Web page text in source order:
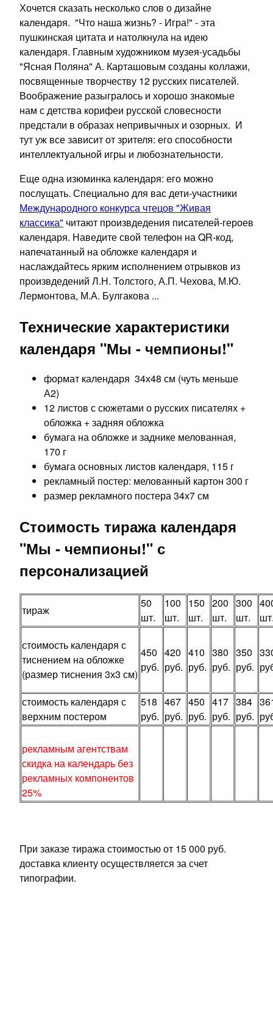
Хочется сказать несколько слов о дизайне
календаря. "Что наша жизнь? - Игра!" - эта
пушкинская цитата и натолкнула на идею
календаря. Главным художником музея-усадьбы
"Ясная Поляна" А. Карташовым созданы коллажи,
посвященные творчеству 12 русских писателей.
Воображение разыгралось и хорошо знакомые
нам с детства корифеи русской словесности
предстали в образах непривычных и озорных. И
тут уж все зависит от зрителя: его способности
интеллектуальной игры и любознательности.
Еще одна изюминка календаря: его можно
послущать. Специально для вас дети-участники
Международного конкурса чтецов "Живая
классика" читают произвдедения писателей-героев
календаря. Наведите свой телефон на QR-код,
напечатанный на обложке календаря и
наслаждайтесь ярким исполнением отрывков из
произвдедений Л.Н. Толстого, А.П. Чехова, М.Ю.
Лермонтова, М.А. Булгакова ...
Технические характеристики
календаря "Мы - чемпионы!"
формат календаря 34х48 см (чуть меньше
А2)
12 листов с сюжетами о русских писателях +
обложка + задняя обложка
бумага на обложке и заднике мелованная,
170 г
бумага основных листов календаря, 115 г
рекламный постер: мелованный картон 300 г
размер рекламного постера 34х7 см
Стоимость тиража календаря
"Мы - чемпионы!" с
персонализацией
тираж
50
шт.
100
шт.
150
шт.
200
шт.
300
шт.
стоимость календаря с
тиснением на обложке
(размер тиснения 3х3 см)
450
руб.
420
руб.
410
руб.
380
руб.
350
руб.
стоимость календаря с
верхним постером
518
руб.
467
руб.
450
руб.
417
руб.
384
руб.
рекламным агентствам
скидка на календарь без
рекламных компонентов
25%
При заказе тиража стоимостью от 15 000 руб.
доставка клиенту осуществляется за счет
типографии.